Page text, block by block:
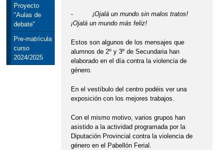
Proyecto
"Aulas de
debate"
Pre-matrícula
curso
2024/2025
- ¡Ojalá un mundo sin malos tratos!
¡Ojalá un mundo más feliz!
Estos son algunos de los mensajes que
alumnos de 2º y 3º de Secundaria han
elaborado en el día contra la violencia de
género.
En el vestíbulo del centro podéis ver una
exposición con los mejores trabajos.
Con el mismo motivo, varios grupos han
asistido a la actividad programada por la
Diputación Provincial contra la violencia de
género en el Pabellón Ferial.